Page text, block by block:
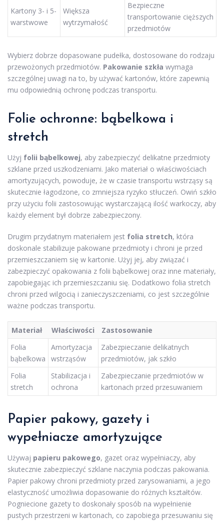
Kartony 3- i 5-
warstwowe
Większa
wytrzymałość
Bezpieczne
transportowanie cięższych
przedmiotów
Wybierz dobrze dopasowane pudełka, dostosowane do rodzaju
przewożonych przedmiotów. Pakowanie szkła wymaga
szczególnej uwagi na to, by używać kartonów, które zapewnią
mu odpowiednią ochronę podczas transportu.
Folie ochronne: bąbelkowa i
stretch
Użyj folii bąbelkowej, aby zabezpieczyć delikatne przedmioty
szklane przed uszkodzeniami. Jako materiał o właściwościach
amortyzujących, powoduje, że w czasie transportu wstrząsy są
skutecznie łagodzone, co zmniejsza ryzyko stłuczeń. Owiń szkło
przy użyciu folii zastosowując wystarczającą ilość warkoczy, aby
każdy element był dobrze zabezpieczony.
Drugim przydatnym materiałem jest folia stretch, która
doskonale stabilizuje pakowane przedmioty i chroni je przed
przemieszczaniem się w kartonie. Użyj jej, aby związać i
zabezpieczyć opakowania z folii bąbelkowej oraz inne materiały,
zapobiegając ich przemieszczaniu się. Dodatkowo folia stretch
chroni przed wilgocią i zanieczyszczeniami, co jest szczególnie
ważne podczas transportu.
Materiał Właściwości
Zastosowanie
Folia
bąbelkowa
Amortyzacja
wstrząsów
Zabezpieczanie delikatnych
przedmiotów, jak szkło
Folia
stretch
Stabilizacja i
ochrona
Zabezpieczanie przedmiotów w
kartonach przed przesuwaniem
Papier pakowy, gazety i
wypełniacze amortyzujące
Używaj papieru pakowego, gazet oraz wypełniaczy, aby
skutecznie zabezpieczyć szklane naczynia podczas pakowania.
Papier pakowy chroni przedmioty przed zarysowaniami, a jego
elastyczność umożliwia dopasowanie do różnych kształtów.
Pogniecione gazety to doskonały sposób na wypełnienie
pustych przestrzeni w kartonach, co zapobiega przesuwaniu się